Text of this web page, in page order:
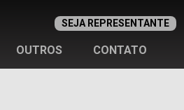
SEJA REPRESENTANTE
OUTROS CONTATO